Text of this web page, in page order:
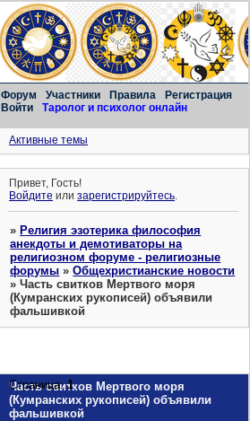
Форум Участники Правила
Регистрация
Войти
Таролог и психолог онлайн
Активные темы
Привет, Гость!
Войдите илизарегистрируйтесь.
»Религия эзотерика философия
анекдоты и демотиваторы на
религиозном форуме - религиозные
форумы »Общехристианские новости
»Часть свитков Мертвого моря
(Кумранских рукописей) объявили
фальшивкой
Часть свитков Мертвого моря
(Кумранских рукописей) объявили
фальшивкой
Страница:1